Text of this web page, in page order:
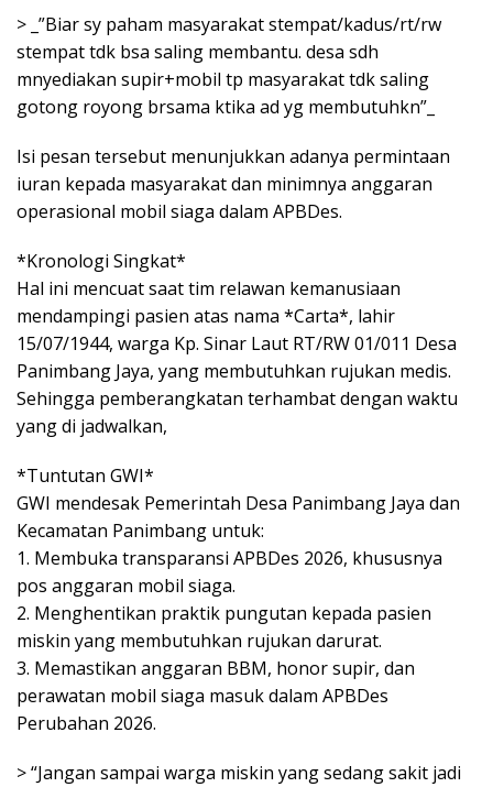
> _”Biar sy paham masyarakat stempat/kadus/rt/rw
stempat tdk bsa saling membantu. desa sdh
mnyediakan supir+mobil tp masyarakat tdk saling
gotong royong brsama ktika ad yg membutuhkn”_
Isi pesan tersebut menunjukkan adanya permintaan
iuran kepada masyarakat dan minimnya anggaran
operasional mobil siaga dalam APBDes.
*Kronologi Singkat*
Hal ini mencuat saat tim relawan kemanusiaan
mendampingi pasien atas nama *Carta*, lahir
15/07/1944, warga Kp. Sinar Laut RT/RW 01/011 Desa
Panimbang Jaya, yang membutuhkan rujukan medis.
Sehingga pemberangkatan terhambat dengan waktu
yang di jadwalkan,
*Tuntutan GWI*
GWI mendesak Pemerintah Desa Panimbang Jaya dan
Kecamatan Panimbang untuk:
1. Membuka transparansi APBDes 2026, khususnya
pos anggaran mobil siaga.
2. Menghentikan praktik pungutan kepada pasien
miskin yang membutuhkan rujukan darurat.
3. Memastikan anggaran BBM, honor supir, dan
perawatan mobil siaga masuk dalam APBDes
Perubahan 2026.
> “Jangan sampai warga miskin yang sedang sakit jadi